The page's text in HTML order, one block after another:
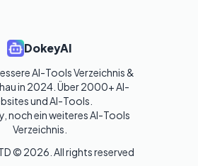
DokeyAI
AI-Tools Verzeichnis &
in 2024. Über 2000+ AI-
und AI-Tools.
noch ein weiteres AI-Tools
Verzeichnis.
© 2026 . All rights reserved